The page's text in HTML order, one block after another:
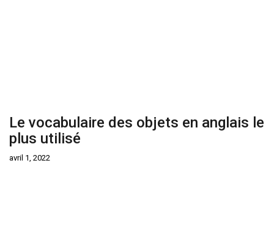
Le vocabulaire des objets en anglais le
plus utilisé
avril 1, 2022